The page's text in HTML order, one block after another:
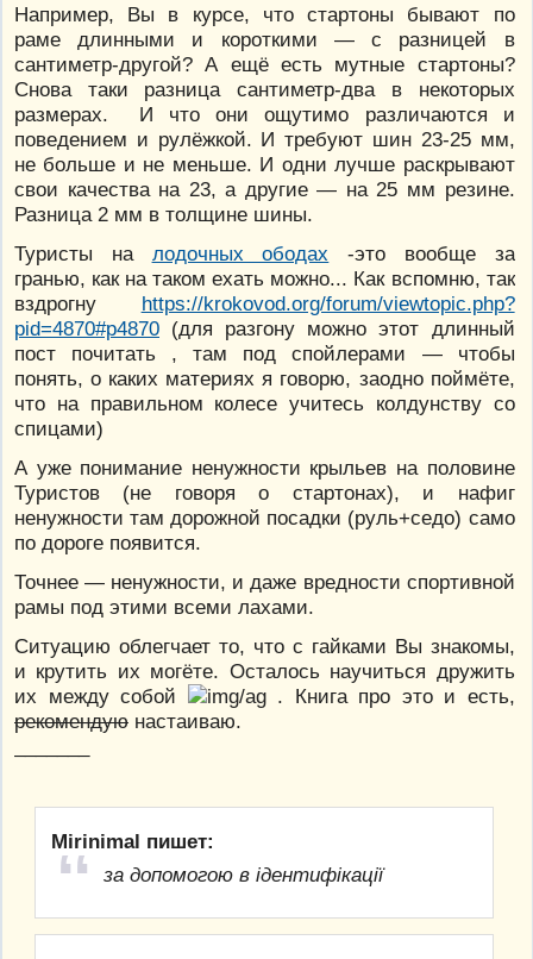
Например, Вы в курсе, что стартоны бывают по
раме длинными и короткими — с разницей в
сантиметр-другой? А ещё есть мутные стартоны?
Снова таки разница сантиметр-два в некоторых
размерах. И что они ощутимо различаются и
поведением и рулёжкой. И требуют шин 23-25 мм,
не больше и не меньше. И одни лучше раскрывают
свои качества на 23, а другие — на 25 мм резине.
Разница 2 мм в толщине шины.
Туристы на лодочных ободах -это вообще за
гранью, как на таком ехать можно... Как вспомню, так
вздрогну https://krokovod.org/forum/viewtopic.php?
pid=4870#p4870 (для разгону можно этот длинный
пост почитать , там под спойлерами — чтобы
понять, о каких материях я говорю, заодно поймёте,
что на правильном колесе учитесь колдунству со
спицами)
А уже понимание ненужности крыльев на половине
Туристов (не говоря о стартонах), и нафиг
ненужности там дорожной посадки (руль+седо) само
по дороге появится.
Точнее — ненужности, и даже вредности спортивной
рамы под этими всеми лахами.
Ситуацию облегчает то, что с гайками Вы знакомы,
и крутить их могёте. Осталось научиться дружить
их между собой
. Книга про это и есть,
рекомендую настаиваю.
Mirinimal пишет:
за допомогою в ідентифікації